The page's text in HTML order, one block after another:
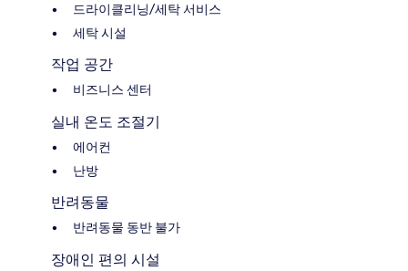
드라이클리닝/세탁 서비스
세탁 시설
작업 공간
비즈니스 센터
실내 온도 조절기
에어컨
난방
반려동물
반려동물 동반 불가
장애인 편의 시설